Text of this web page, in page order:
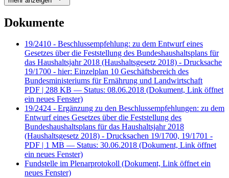
Dokumente
19/2410 - Beschlussempfehlung: zu dem Entwurf eines
Gesetzes über die Feststellung des Bundeshaushaltsplans für
das Haushaltsjahr 2018 (Haushaltsgesetz 2018) - Drucksache
19/1700 - hier: Einzelplan 10 Geschäftsbereich des
Bundesministeriums für Ernährung und Landwirtschaft
PDF | 288 KB — Status: 08.06.2018 (Dokument, Link öffnet
ein neues Fenster)
19/2424 - Ergänzung zu den Beschlussempfehlungen: zu dem
Entwurf eines Gesetzes über die Feststellung des
Bundeshaushaltsplans für das Haushaltsjahr 2018
(Haushaltsgesetz 2018) - Drucksachen 19/1700, 19/1701 -
PDF | 1 MB — Status: 30.06.2018 (Dokument, Link öffnet
ein neues Fenster)
Fundstelle im Plenarprotokoll (Dokument, Link öffnet ein
neues Fenster)